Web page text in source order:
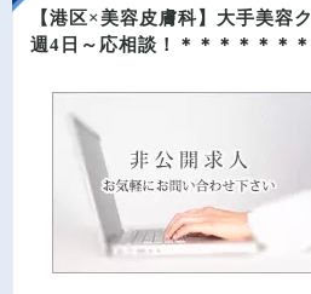
【港区×美容皮膚科】大手美容
週4日～応相談！＊＊＊＊＊＊